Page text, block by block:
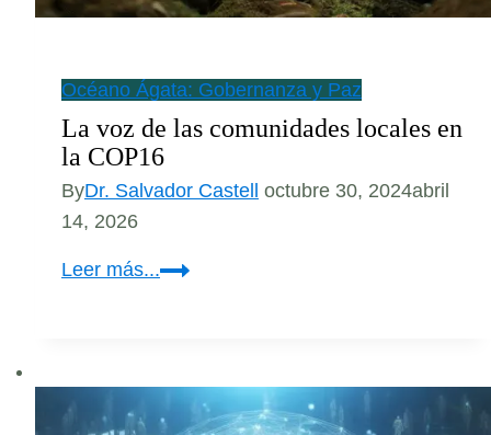
Océano Ágata: Gobernanza y Paz
La voz de las comunidades locales en
la COP16
ByDr. Salvador Castell octubre 30, 2024abril
14, 2026
Leer más...La
comunidades
locales